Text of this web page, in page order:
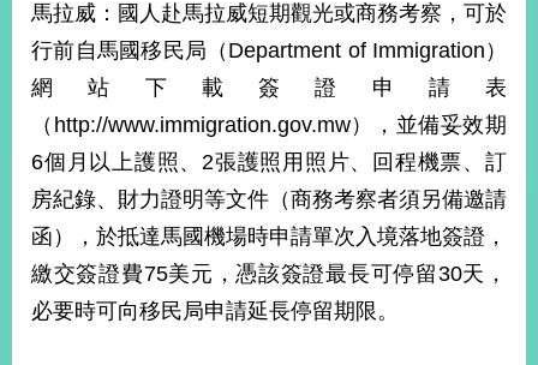
頁
網
站
導
覽
關
於
本
部
新
中
心
馬拉威：國人赴馬拉威短期觀光或商務考察，可於
行前自馬國移民局（Department of Immigration）
網站下載簽證申請表
（http://www.immigration.gov.mw），並備妥效期
6個月以上護照、2張護照用照片、回程機票、訂
房紀錄、財力證明等文件（商務考察者須另備邀請
函），於抵達馬國機場時申請單次入境落地簽證，
繳交簽證費75美元，憑該簽證最長可停留30天，
必要時可向移民局申請延長停留期限。